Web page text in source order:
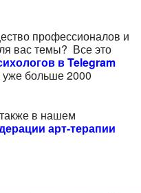
профессионалов и
вас темы? Все это
в Telegram
уже больше 2000
в нашем
арт-терапии